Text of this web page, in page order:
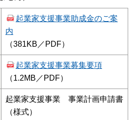
起業家支援事業助成金のご案
内
（381KB／PDF）
起業家支援事業募集要項
（1.2MB／PDF）
起業家支援事業 事業計画申請書
（様式）